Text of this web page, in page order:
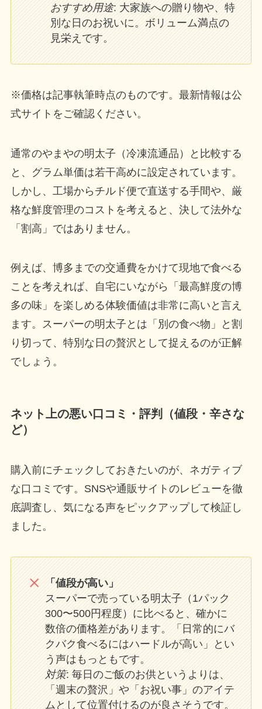
おすすめ用途: 大家族への贈り物や、特
別な日のお祝いに。ボリューム満点の
見栄えです。
※価格は記事執筆時点のものです。最新情報は公
式サイトをご確認ください。
通常のやまやの明太子（冷凍流通品）と比較する
と、グラム単価は若干高めに設定されています。
しかし、工場からチルド便で直送する手間や、厳
格な鮮度管理のコストを考えると、決して法外な
「割高」ではありません。
例えば、博多までの交通費をかけて現地で食べる
ことを考えれば、自宅にいながら「最高鮮度の博
多の味」を楽しめる体験価値は非常に高いと言え
ます。スーパーの明太子とは「別の食べ物」と割
り切って、特別な日の贅沢として捉えるのが正解
でしょう。
ネット上の悪い口コミ・評判（値段・辛さな
ど）
購入前にチェックしておきたいのが、ネガティブ
な口コミです。SNSや通販サイトのレビューを徹
底調査し、気になる声をピックアップして検証し
ました。
「値段が高い」
スーパーで売っている明太子（1パック
300〜500円程度）に比べると、確かに
数倍の価格差があります。「日常的にバ
クバク食べるにはハードルが高い」とい
う声はもっともです。
対策: 毎日のご飯のお供というよりは、
「週末の贅沢」や「お祝い事」のアイテ
ムとして位置付けるのが良さそうです。